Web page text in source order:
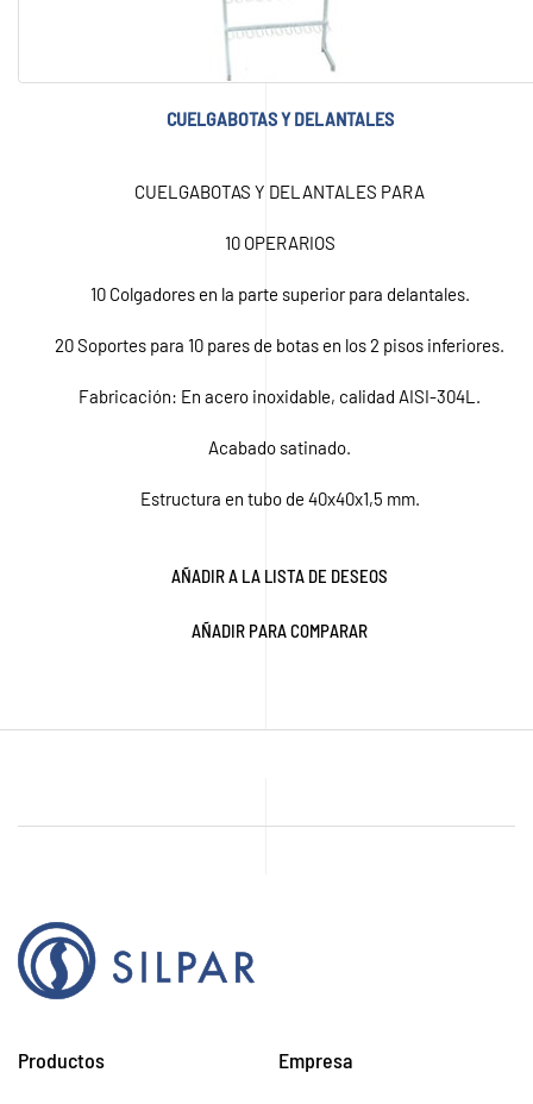
CUELGABOTAS Y DELANTALES
CUELGABOTAS Y DELANTALES PARA
10 OPERARIOS
10 Colgadores en la parte superior para delantales.
20 Soportes para 10 pares de botas en los 2 pisos inferiores.
Fabricación: En acero inoxidable, calidad AISI-304L.
Acabado satinado.
Estructura en tubo de 40x40x1,5 mm.
AÑADIR A LA LISTA DE DESEOS
AÑADIR PARA COMPARAR
Productos Empresa